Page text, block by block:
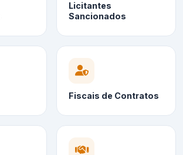
Licitantes
Sancionados
Fiscais de Contratos